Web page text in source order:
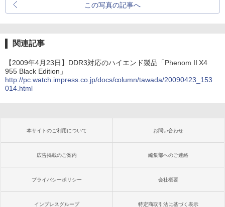
この写真の記事へ
関連記事
【2009年4月23日】DDR3対応のハイエンド製品「Phenom II X4
955 Black Edition」
http://pc.watch.impress.co.jp/docs/column/tawada/20090423_153
014.html
本サイトのご利用について お問い合わせ
広告掲載のご案内 編集部へのご連絡
プライバシーポリシー 会社概要
インプレスグループ 特定商取引法に基づく表示